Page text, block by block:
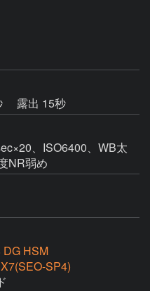
露出 15秒
、ISO6400、WB太
NR弱め
DG HSM
SP4)